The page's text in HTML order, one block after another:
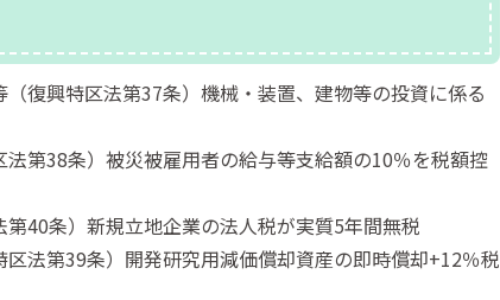
復興特区法第37条）機械・装置、建物等の投資に係る
第38条）被災被雇用者の給与等支給額の10％を税額控
40条）新規立地企業の法人税が実質5年間無税
法第39条）開発研究用減価償却資産の即時償却+12％税